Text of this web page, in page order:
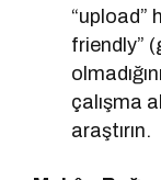
“upload”
friendly”
çalışma
araştırın.